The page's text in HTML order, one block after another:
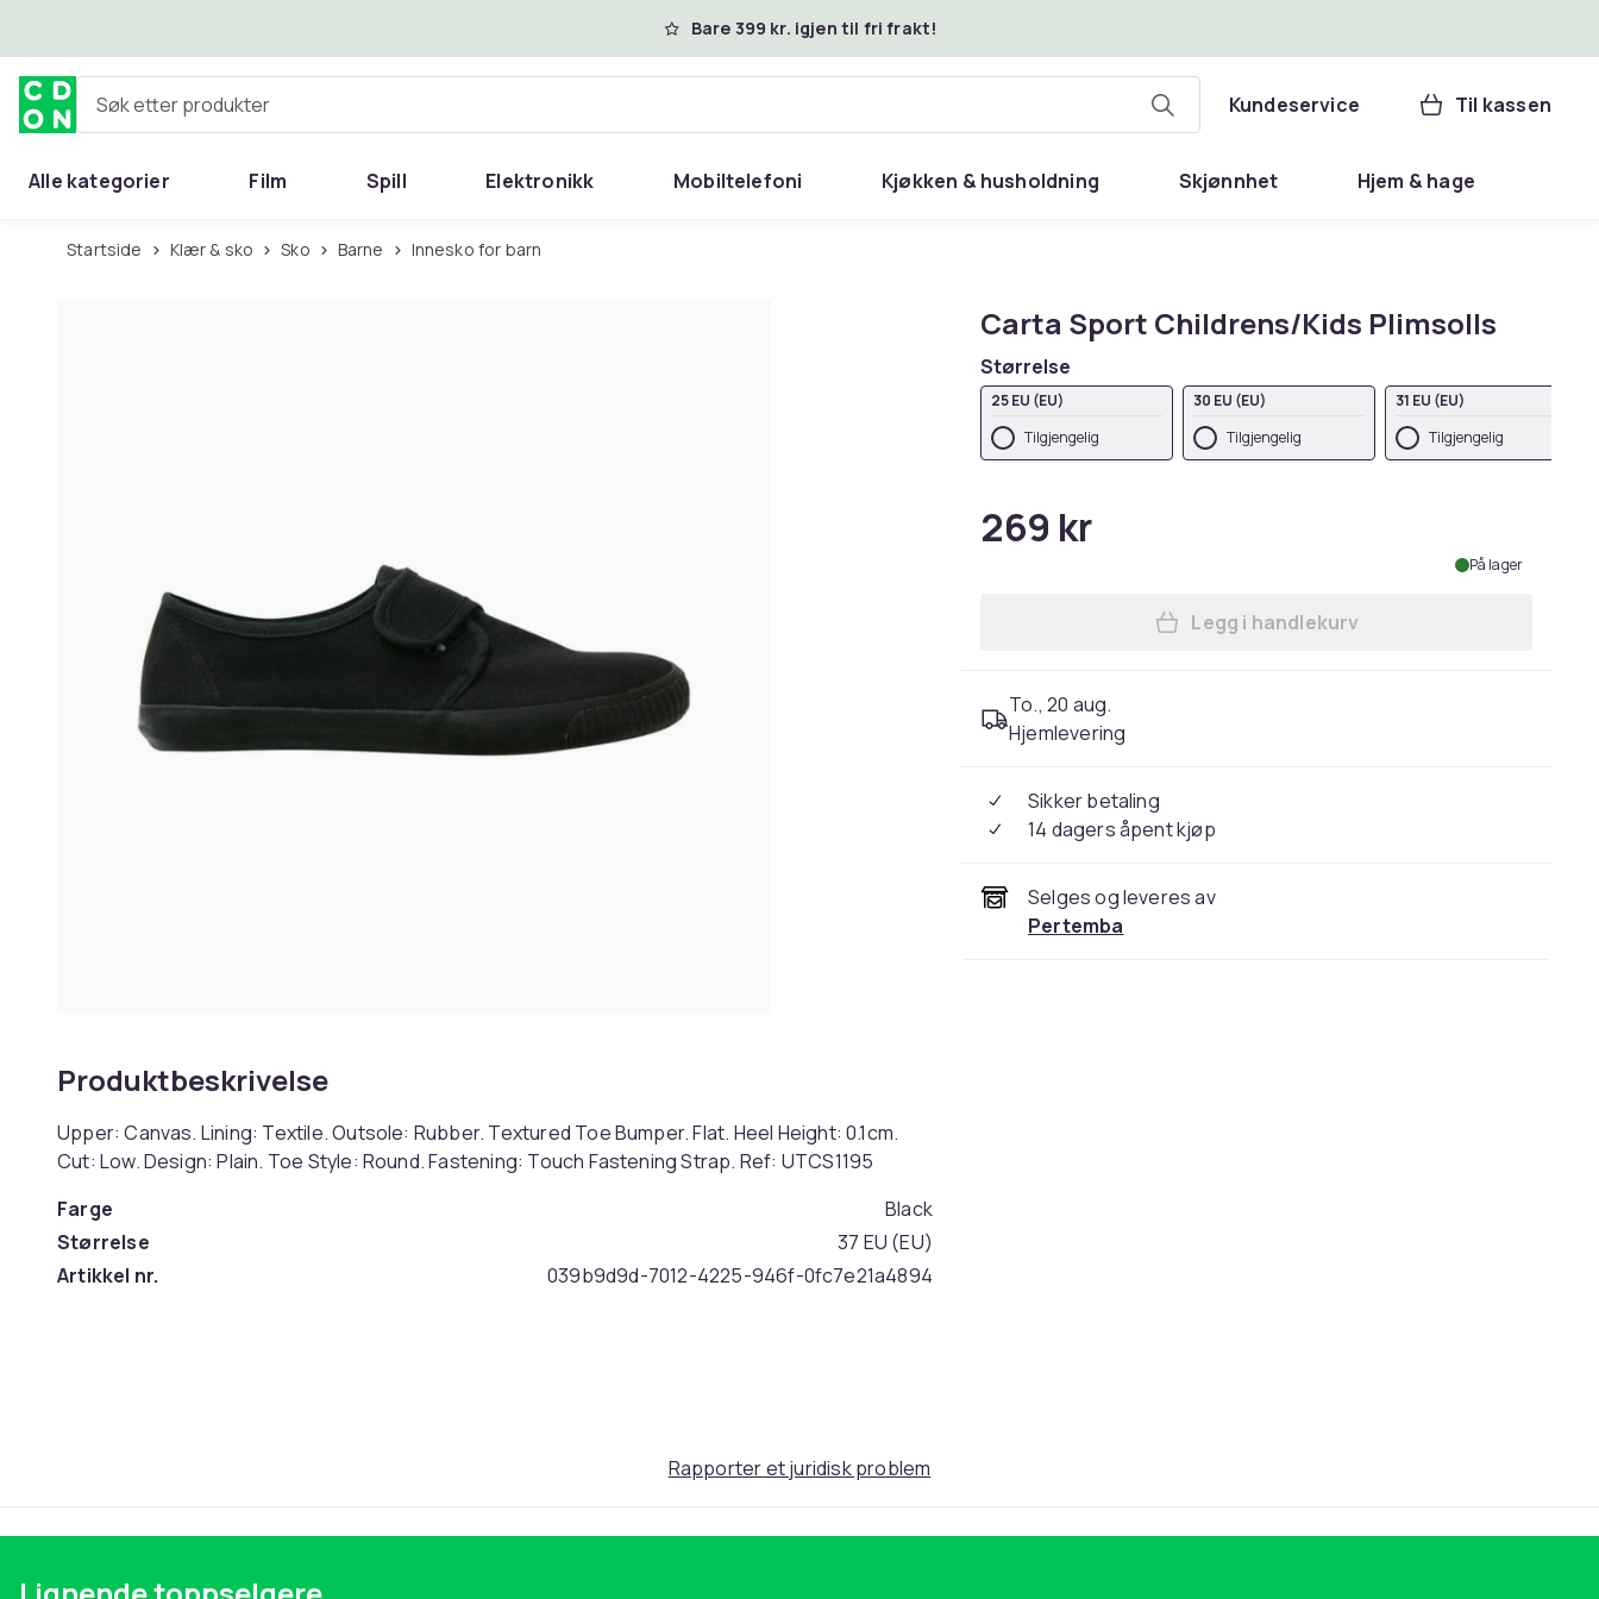
Bare 399 kr. igjen til fri frakt!
Søk etter produkter Kundeservice Til kassen
Alle kategorier Film Spill Elektronikk Mobiltelefoni Kjøkken & husholdning Skjønnhet Hjem & hage
Startside Klær & sko Sko Barne Innesko for barn
Produktbeskrivelse
Upper: Canvas. Lining: Textile. Outsole: Rubber. Textured Toe Bumper. Flat. Heel Height: 0.1cm.
Cut: Low. Design: Plain. Toe Style: Round. Fastening: Touch Fastening Strap. Ref: UTCS1195
Farge
Black
Størrelse
37 EU (EU)
Artikkel nr.
039b9d9d-7012-4225-946f-0fc7e21a4894
Carta Sport Childrens/Kids Plimsolls
Størrelse
25 EU (EU)
Tilgjengelig
30 EU (EU)
Tilgjengelig
31 EU (EU)
Tilgjengelig
269 kr
På lager
Legg Carta Sport Childrens/Kids
Legg i handlekurv
To., 20 aug.
Hjemlevering
Sikker betaling
14 dagers åpent kjøp
Selges og leveres av
Pertemba
Rapporter et juridisk problem